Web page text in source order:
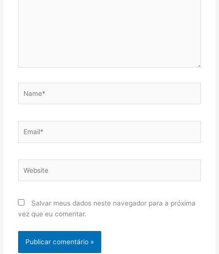
Salvar meus dados neste navegador para a próxima
vez que eu comentar.